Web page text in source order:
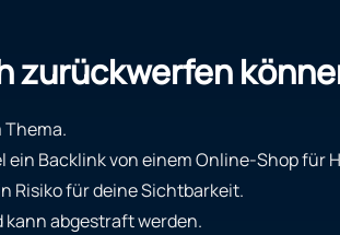
zurückwerfen
Thema.
Backlink von einem Online-Shop
Risiko für deine Sichtbarkeit.
kann abgestraft werden.